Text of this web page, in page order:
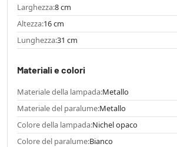
Larghezza:8 cm
Altezza:16 cm
Lunghezza:31 cm
Materiali e colori
Materiale della lampada:Metallo
Materiale del paralume:Metallo
Colore della lampada:Nichel opaco
Colore del paralume:Bianco